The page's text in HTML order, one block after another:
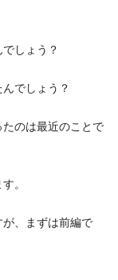
しょう？
でしょう？
のは最近のことで
。
、まずは前編で